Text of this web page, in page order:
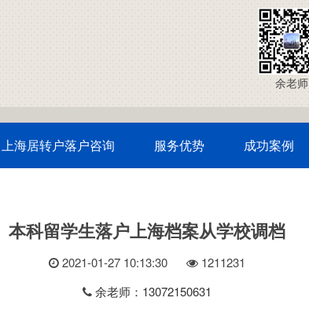
余老师
上海居转户落户咨询 服务优势 成功案例
本科留学生落户上海档案从学校调档
2021-01-27 10:13:30 1211231
余老师：13072150631